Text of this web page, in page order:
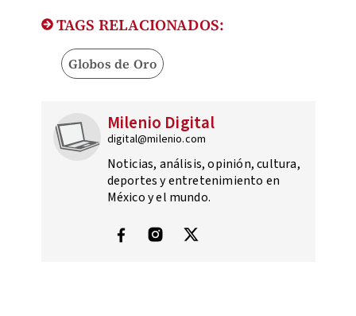
TAGS RELACIONADOS:
Globos de Oro
Milenio Digital
digital@milenio.com
Noticias, análisis, opinión, cultura,
deportes y entretenimiento en
México y el mundo.